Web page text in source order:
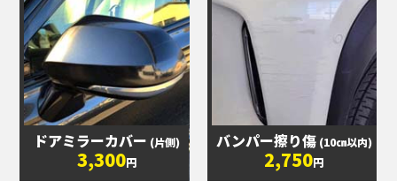
ドアミラーカバー (片側)
3,300円
バンパー擦り傷 (10㎝以内)
2,750円